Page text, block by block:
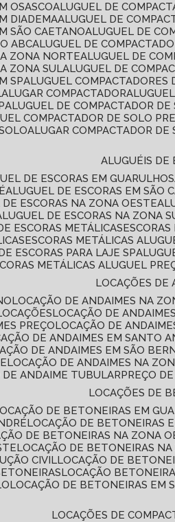
OSASCO ALUGUEL DE
DIADEMA ALUGUEL DE
SÃO CAETANO ALUGUEL DE
ABC ALUGUEL DE
ZONA NORTE ALUGUEL DE
ZONA SUL ALUGUEL DE
SP ALUGUEL COMPACTADORES
ALUGAR COMPACTADOR
ALUGUEL DE COMPACTADOR
COMPACTADOR DE SOLO
ALUGAR COMPACTADOR DE
ALUGUÉIS DE
DE ESCORAS EM GUARULHOS
ALUGUEL DE ESCORAS EM SÃO
DE ESCORAS NA ZONA OESTE
ALUGUEL DE ESCORAS NA ZONA
ESCORAS METÁLICAS
ESCORAS METÁLICAS
ESCORAS PARA LAJE SP
METÁLICAS ALUGUEL
LOCAÇÕES DE
LOCAÇÃO DE ANDAIMES NA
LOCAÇÃO DE ANDAIMES
PREÇO LOCAÇÃO DE
DE ANDAIMES EM SANTO
DE ANDAIMES EM SÃO
LOCAÇÃO DE ANDAIMES NA
DE ANDAIME TUBULAR PREÇO
LOCAÇÕES DE
LOCAÇÃO DE BETONEIRAS EM
LOCAÇÃO DE BETONEIRAS
DE BETONEIRAS NA ZONA
LOCAÇÃO DE BETONEIRAS
CIVIL LOCAÇÃO DE
LOCAÇÃO BETONEIRA
LOCAÇÃO DE BETONEIRAS EM
LOCAÇÕES DE